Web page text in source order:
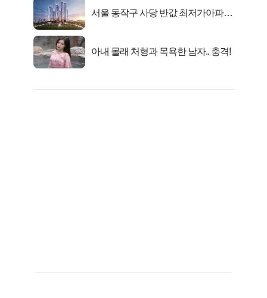
서울 동작구 사당 반값 최저가아파트
아내 몰래 처형과 목욕한 남자.. 충격!